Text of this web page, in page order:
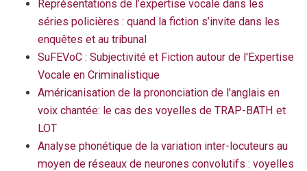
Représentations de l’expertise vocale dans les
séries policières : quand la fiction s’invite dans les
enquêtes et au tribunal
SuFEVoC : Subjectivité et Fiction autour de l'Expertise
Vocale en Criminalistique
Américanisation de la prononciation de l'anglais en
voix chantée: le cas des voyelles de TRAP-BATH et
LOT
Analyse phonétique de la variation inter-locuteurs au
moyen de réseaux de neurones convolutifs : voyelles